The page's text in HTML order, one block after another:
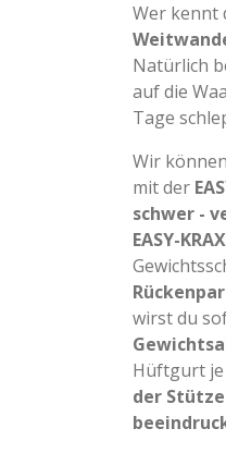
Wer kennt
Natürlich
auf die
Tage
Wir
mit der
schwer -
EASY-
wirst du
Hüftgurt je
der